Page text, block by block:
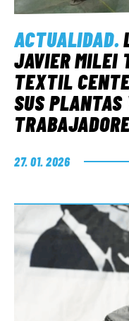
ACTUALIDAD.
JAVIER MILEI
TEXTIL
SUS
27. 01. 2026